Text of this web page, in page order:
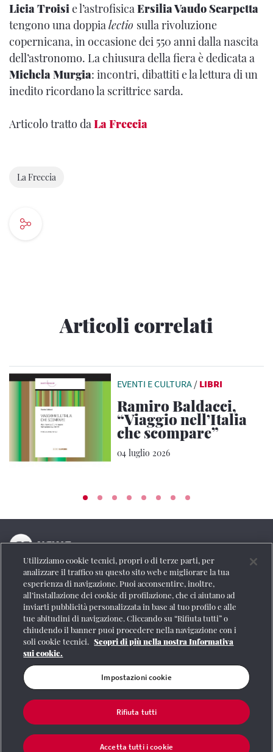
Licia Troisie l’astrofisicaErsilia Vaudo Scarpetta
tengono una doppialectio sulla rivoluzione
copernicana, in occasione dei 550 anni dalla nascita
dell’astronomo. La chiusura della fiera è dedicata a
Michela Murgia: incontri, dibattiti e la lettura di un
inedito ricordano la scrittrice sarda.
Articolo tratto daLa Freccia
La Freccia
Articoli correlati
EVENTI E CULTURA / LIBRI
Ramiro Baldacci,
“Viaggio nell’Italia
che scompare”
04 luglio 2026
La testata online del Gruppo FS Italiane
Social
Se vuoi contattarci o avere altre informazioni
CONTATTI
Registrazione Tribunale di Roma n° 204/2009
| |Credits | Protezione dei dati personali
Partita
Utilizziamo cookie tecnici, propri o di terze parti, per
analizzare il traffico su questo sito web e migliorare la tua
esperienza di navigazione. Puoi acconsentire, inoltre,
all’installazione dei cookie di profilazione, che ci aiutano ad
inviarti pubblicità personalizzata in base al tuo profilo e alle
tue abitudini di navigazione. Cliccando su “Rifiuta tutti” o
chiudendo il banner puoi procedere nella navigazione con i
soli cookie tecnici. Scopri di più nella nostra Informativa
sui cookie.
Impostazioni cookie
Rifiuta tutti
Accetta tutti i cookie